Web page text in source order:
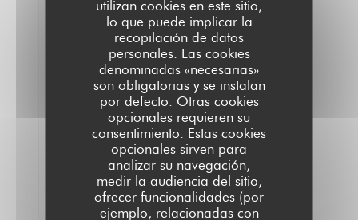
utilizan cookies en este sitio,
lo que puede implicar la
recopilación de datos
personales. Las cookies
denominadas «necesarias»
son obligatorias y se instalan
por defecto. Otras cookies
opcionales requieren su
consentimiento. Estas cookies
opcionales sirven para
analizar su navegación,
medir la audiencia del sitio,
ofrecer funcionalidades (por
ejemplo, relacionadas con
:
Ambiente
:
Calidad /